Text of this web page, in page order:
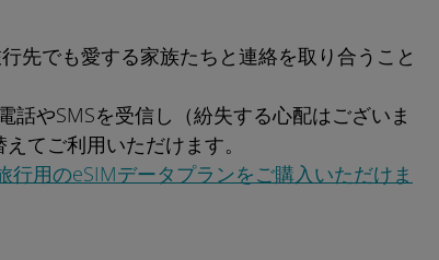
先でも愛する家族たちと連絡を取り合うこと
やSMSを受信し（紛失する心配はございま
てご利用いただけます。
行用のeSIMデータプランをご購入いただけま